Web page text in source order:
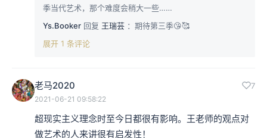
季当代艺术，那个难度会稍大一些……
Ys.Booker 回复 王瑞芸 ：期待第三季😘🥰
展开 1 条评论
老马2020 7
2021-06-21 09:58:22
超现实主义理念时至今日都很有影响。王老师的观点对
做艺术的人来讲很有启发性！